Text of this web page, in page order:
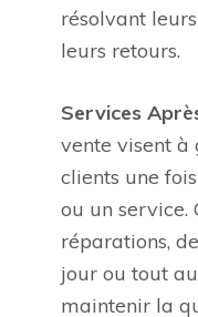
résolvant
leurs retours.
Services
vente visent à
clients une
ou un service.
réparations,
jour ou tout
maintenir la